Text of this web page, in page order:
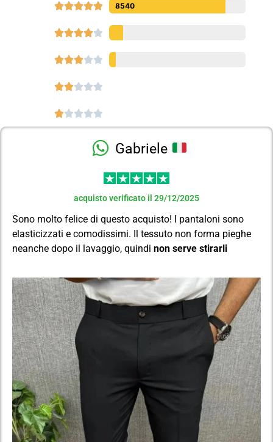
 8540




Gabriele
acquisto verificato il 29/12/2025
Sono molto felice di questo acquisto! I pantaloni sono
elasticizzati e comodissimi. Il tessuto non forma pieghe
neanche dopo il lavaggio, quindi non serve stirarli